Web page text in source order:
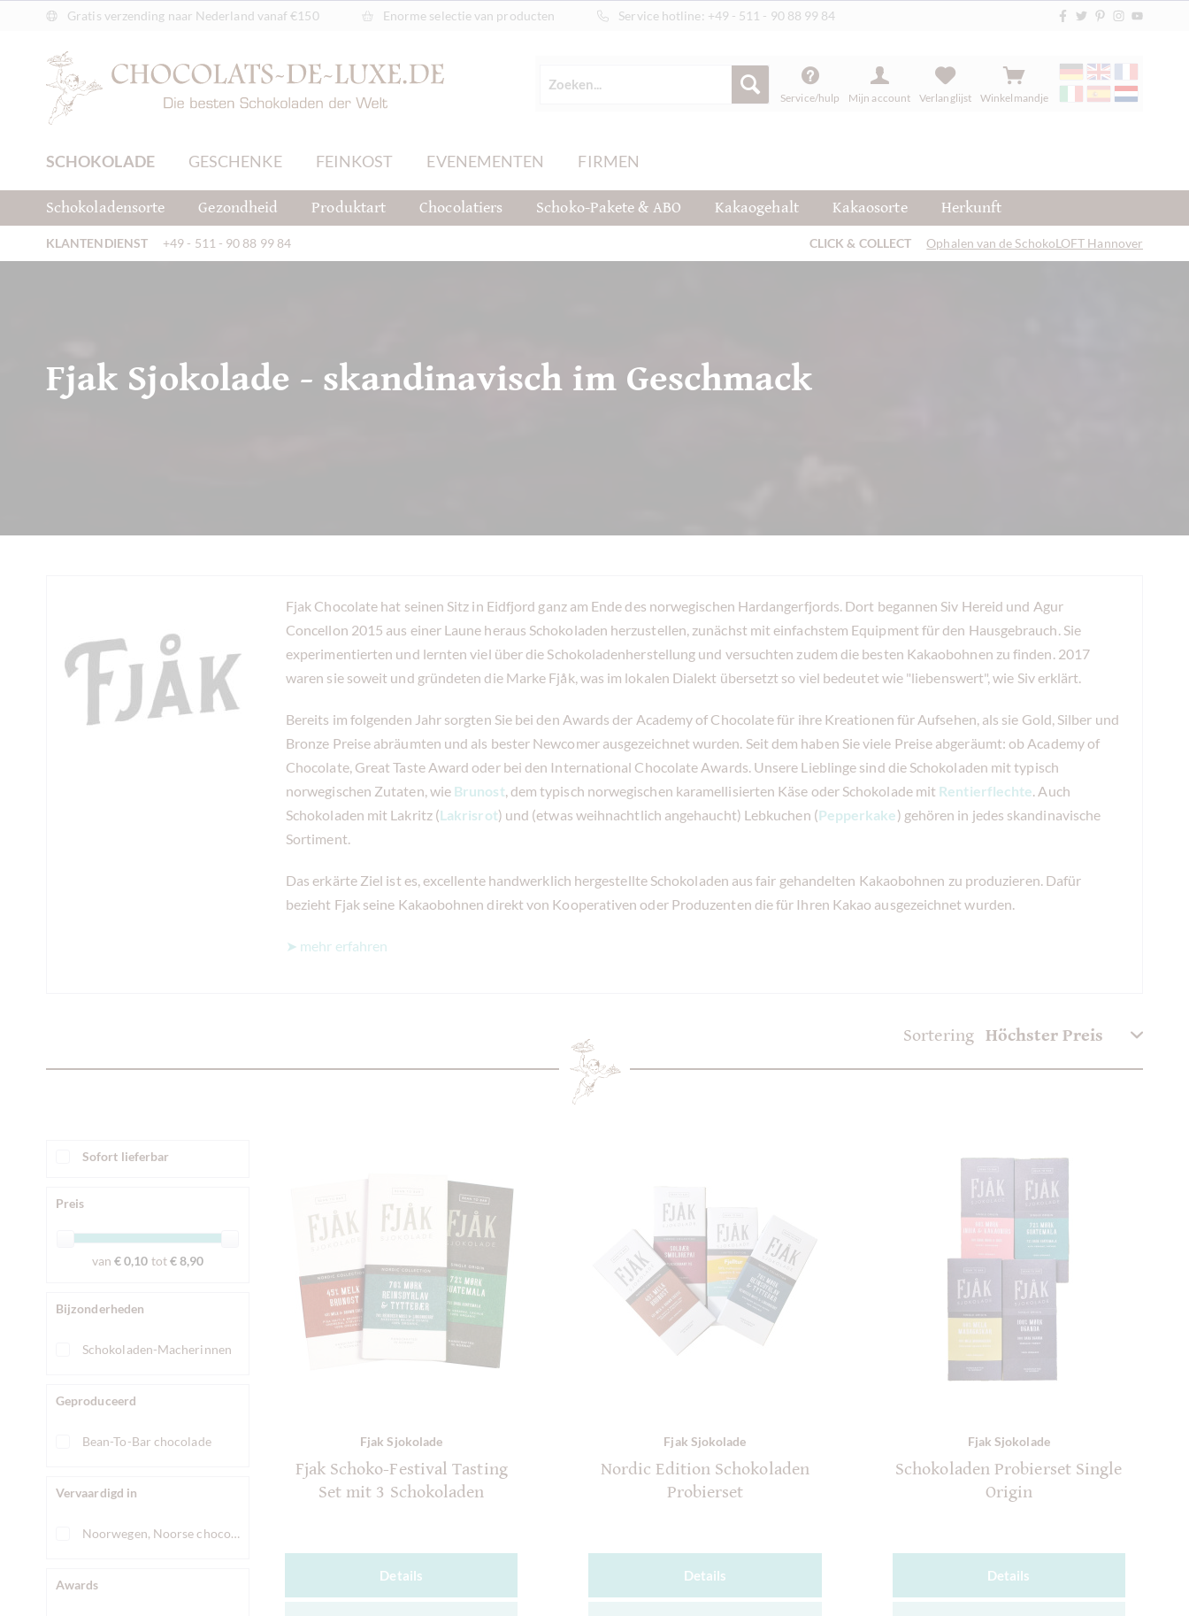
Gratis verzending naar Nederland vanaf €150 Enorme selectie van producten Service hotline: +49 - 511 - 90 88 99 84
Service/hulp Mijn account Verlanglijst Winkelmandje
SCHOKOLADE GESCHENKE FEINKOST EVENEMENTEN FIRMEN
Schokoladensorte Gezondheid Produktart Chocolatiers Schoko-Pakete & ABO Kakaogehalt Kakaosorte Herkunft
KLANTENDIENST +49 - 511 - 90 88 99 84 CLICK & COLLECT Ophalen van de SchokoLOFT Hannover
Fjak Sjokolade - skandinavisch im Geschmack
Fjak Chocolate hat seinen Sitz in Eidfjord ganz am Ende des norwegischen Hardangerfjords. Dort begannen Siv Hereid und Agur
Concellon 2015 aus einer Laune heraus Schokoladen herzustellen, zunächst mit einfachstem Equipment für den Hausgebrauch. Sie
experimentierten und lernten viel über die Schokoladenherstellung und versuchten zudem die besten Kakaobohnen zu finden. 2017
waren sie soweit und gründeten die Marke Fjåk, was im lokalen Dialekt übersetzt so viel bedeutet wie "liebenswert", wie Siv erklärt.
Bereits im folgenden Jahr sorgten Sie bei den Awards der Academy of Chocolate für ihre Kreationen für Aufsehen, als sie Gold, Silber und
Bronze Preise abräumten und als bester Newcomer ausgezeichnet wurden. Seit dem haben Sie viele Preise abgeräumt: ob Academy of
Chocolate, Great Taste Award oder bei den International Chocolate Awards. Unsere Lieblinge sind die Schokoladen mit typisch
norwegischen Zutaten, wie Brunost, dem typisch norwegischen karamellisierten Käse oder Schokolade mit Rentierflechte . Auch
Schokoladen mit Lakritz (Lakrisrot) und (etwas weihnachtlich angehaucht) Lebkuchen (Pepperkake) gehören in jedes skandinavische
Sortiment.
Das erkärte Ziel ist es, excellente handwerklich hergestellte Schokoladen aus fair gehandelten Kakaobohnen zu produzieren. Dafür
bezieht Fjak seine Kakaobohnen direkt von Kooperativen oder Produzenten die für Ihren Kakao ausgezeichnet wurden.
➤ mehr erfahren
Sortering
Sofort lieferbar
Preis
van € 0,10 tot€ 8,90
Bijzonderheden
Schokoladen-Macherinnen
Geproduceerd
Bean-To-Bar chocolade
Vervaardigd in
Noorwegen, Noorse chocolade
Awards
Fjak Sjokolade
Fjak Schoko-Festival Tasting
Set mit 3 Schokoladen
Details
Fjak Sjokolade
Nordic Edition Schokoladen
Probierset
Details
Fjak Sjokolade
Schokoladen Probierset Single
Origin
Details